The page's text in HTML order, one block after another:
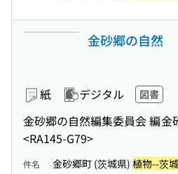
金砂郷の自然
紙 デジタル 図書
金砂郷の自然編集委員会 編金
<RA145-G79>
件名 金砂郷町 (茨城県) 植物--茨